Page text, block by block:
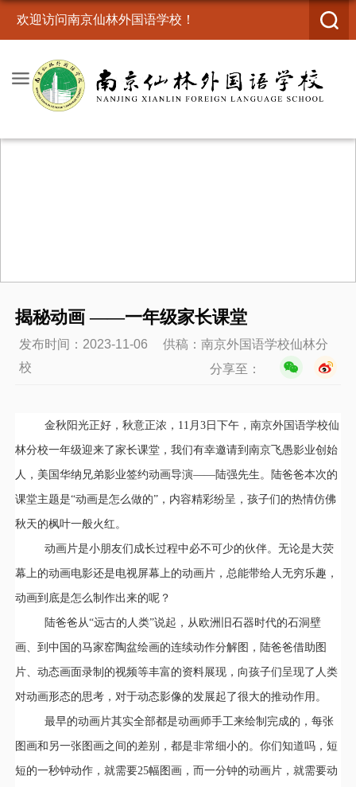
欢迎访问南京仙林外国语学校！
揭秘动画 ——一年级家长课堂
发布时间：2023-11-06
供稿：南京外国语学校仙林分
校
分享至：
金秋阳光正好，秋意正浓，11月3日下午，南京外国语学校仙
林分校一年级迎来了家长课堂，我们有幸邀请到南京飞愚影业创始
人，美国华纳兄弟影业签约动画导演——陆强先生。陆爸爸本次的
课堂主题是“动画是怎么做的”，内容精彩纷呈，孩子们的热情仿佛
秋天的枫叶一般火红。
动画片是小朋友们成长过程中必不可少的伙伴。无论是大荧
幕上的动画电影还是电视屏幕上的动画片，总能带给人无穷乐趣，
动画到底是怎么制作出来的呢？
陆爸爸从“远古的人类”说起，从欧洲旧石器时代的石洞壁
画、到中国的马家窑陶盆绘画的连续动作分解图，陆爸爸借助图
片、动态画面录制的视频等丰富的资料展现，向孩子们呈现了人类
对动画形态的思考，对于动态影像的发展起了很大的推动作用。
最早的动画片其实全部都是动画师手工来绘制完成的，每张
图画和另一张图画之间的差别，都是非常细小的。你们知道吗，短
短的一秒钟动作，就需要25幅图画，而一分钟的动画片，就需要动